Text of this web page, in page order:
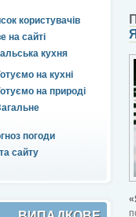
користувачів
на сайті
кухня
на кухні
на природі
погоди
сайту